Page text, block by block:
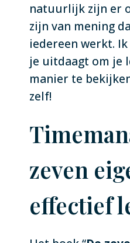
natuurlijk zijn er
zijn van mening
iedereen werkt.
je uitdaagt om je
manier te
zelf!
zeven
effectief